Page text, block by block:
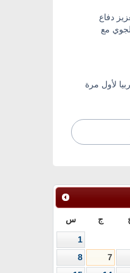
دفاع
مع
لأول مرة
ج س
1
7
8